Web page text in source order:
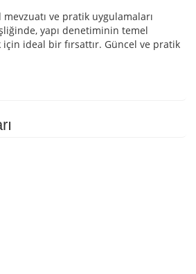
ve pratik uygulamaları
yapı denetiminin temel
ideal bir fırsattır. Güncel ve pratik